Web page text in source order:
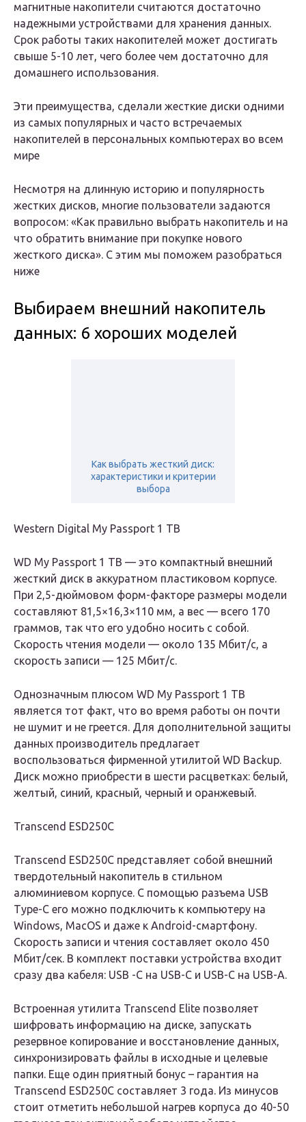
магнитные накопители считаются достаточно
надежными устройствами для хранения данных.
Срок работы таких накопителей может достигать
свыше 5-10 лет, чего более чем достаточно для
домашнего использования.
Эти преимущества, сделали жесткие диски одними
из самых популярных и часто встречаемых
накопителей в персональных компьютерах во всем
мире
Несмотря на длинную историю и популярность
жестких дисков, многие пользователи задаются
вопросом: «Как правильно выбрать накопитель и на
что обратить внимание при покупке нового
жесткого диска». С этим мы поможем разобраться
ниже
Выбираем внешний накопитель
данных: 6 хороших моделей
Как выбрать жесткий диск:
характеристики и критерии
выбора
Western Digital My Passport 1 TB
WD My Passport 1 TB — это компактный внешний
жесткий диск в аккуратном пластиковом корпусе.
При 2,5-дюймовом форм-факторе размеры модели
составляют 81,5×16,3×110 мм, а вес — всего 170
граммов, так что его удобно носить с собой.
Скорость чтения модели — около 135 Мбит/с, а
скорость записи — 125 Мбит/с.
Однозначным плюсом WD My Passport 1 TB
является тот факт, что во время работы он почти
не шумит и не греется. Для дополнительной защиты
данных производитель предлагает
воспользоваться фирменной утилитой WD Backup.
Диск можно приобрести в шести расцветках: белый,
желтый, синий, красный, черный и оранжевый.
Transcend ESD250C
Transcend ESD250C представляет собой внешний
твердотельный накопитель в стильном
алюминиевом корпусе. C помощью разъема USB
Type-C его можно подключить к компьютеру на
Windows, MacOS и даже к Android-смартфону.
Скорость записи и чтения составляет около 450
Мбит/сек. В комплект поставки устройства входит
сразу два кабеля: USB -C на USB-C и USB-C на USB-А.
Встроенная утилита Transcend Elite позволяет
шифровать информацию на диске, запускать
резервное копирование и восстановление данных,
синхронизировать файлы в исходные и целевые
папки. Еще один приятный бонус – гарантия на
Transcend ESD250C составляет 3 года. Из минусов
стоит отметить небольшой нагрев корпуса до 40-50